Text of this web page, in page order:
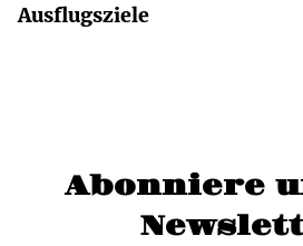
Ausflugsziele
Abonniere